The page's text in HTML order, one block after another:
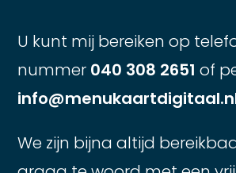
U kunt mij bereiken op
nummer 040 308 2651 of
We zijn bijna altijd